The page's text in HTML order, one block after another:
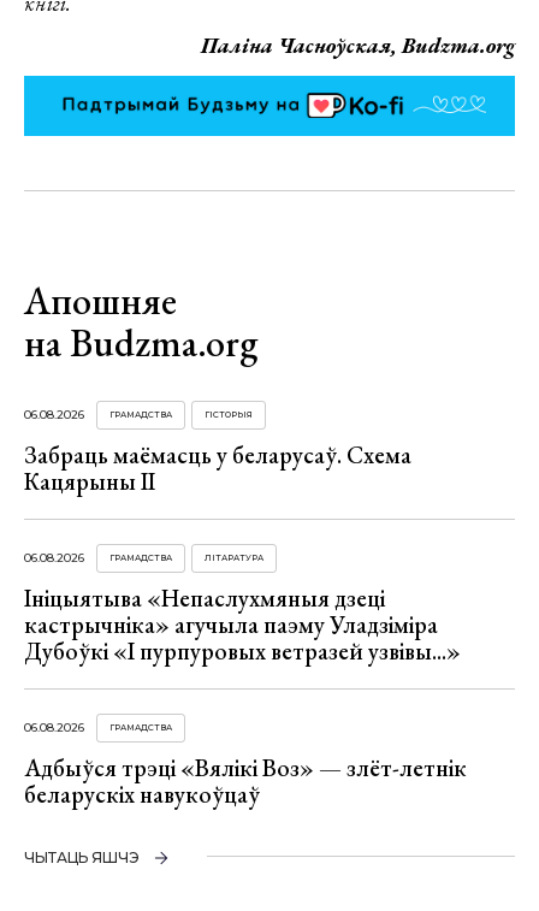
Паліна Часноўская, Budzma.org
Апошняе
на Budzma.org
06.08.2026 ГРАМАДСТВА ГІСТОРЫЯ
Забраць маёмасць у беларусаў. Схема
Кацярыны ІІ
06.08.2026 ГРАМАДСТВА ЛІТАРАТУРА
Ініцыятыва «Непаслухмяныя дзеці
кастрычніка» агучыла паэму Уладзіміра
Дубоўкі «І пурпуровых ветразей узвівы...»
06.08.2026 ГРАМАДСТВА
Адбыўся трэці «Вялікі Воз» — злёт-летнік
беларускіх навукоўцаў
ЧЫТАЦЬ ЯШЧЭ